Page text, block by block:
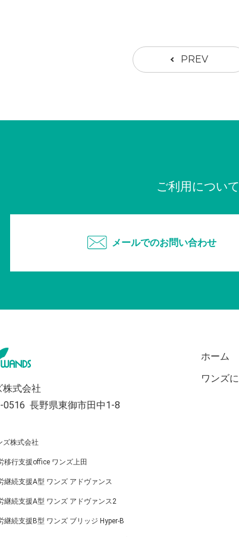
PREV
ご利用につい
メールでのお問い合わせ
株式会社
0516 長野県東御市田中1-8
ズ株式会社
移行支援office ワンズ上田
継続支援A型 ワンズ アドヴァンス
継続支援A型 ワンズ アドヴァンス2
継続支援B型 ワンズ ブリッジ Hyper-B
ホーム
ワンズ